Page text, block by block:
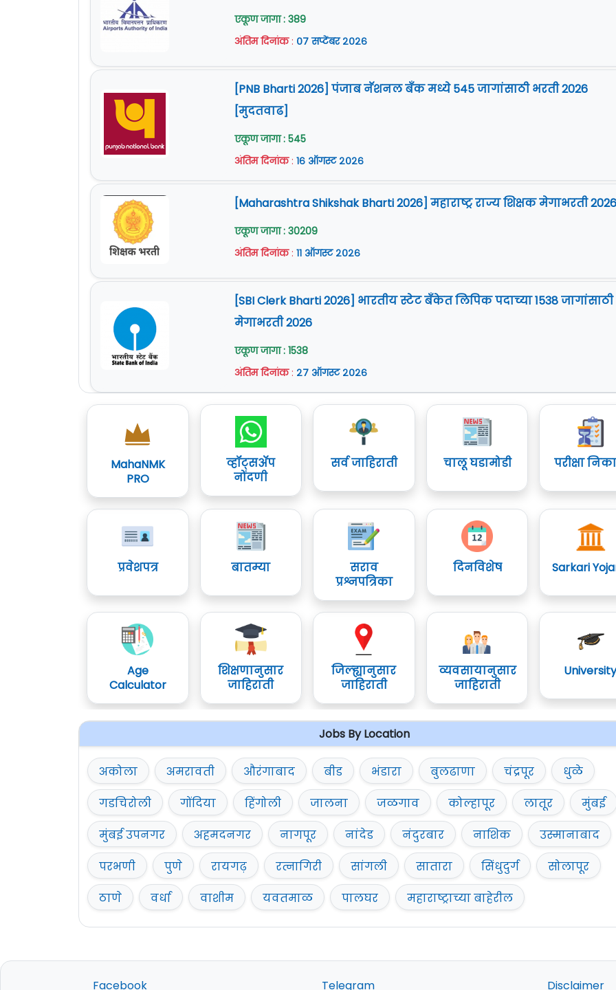
एकूण जागा : 389
अंतिम दिनांक: ०७ सप्टेंबर २०२६
[PNB Bharti 2026] पंजाब नॅशनल बँक मध्ये 545 जागांसाठी भरती 2026
[मुदतवाढ]
एकूण जागा : 545
अंतिम दिनांक: १६ ऑगस्ट २०२६
[Maharashtra Shikshak Bharti 2026] महाराष्ट्र राज्य शिक्षक मेगाभरती 2026
एकूण जागा : 30209
अंतिम दिनांक: ११ ऑगस्ट २०२६
[SBI Clerk Bharti 2026] भारतीय स्टेट बँकेत लिपिक पदाच्या 1538 जागांसाठी
मेगाभरती 2026
एकूण जागा : 1538
अंतिम दिनांक: २७ ऑगस्ट २०२६
MahaNMK
PRO
व्हॉट्सॲप
नोंदणी
सर्व जाहिराती चालू घडामोडी परीक्षा
प्रवेशपत्र बातम्या
सराव
प्रश्नपत्रिका
दिनविशेष Sarkari
Age
Calculator
शिक्षणानुसार
जाहिराती
जिल्ह्यानुसार
जाहिराती
व्यवसायानुसार
जाहिराती
Jobs By Location
अकोला अमरावती औरंगाबाद बीड भंडारा बुलढाणा चंद्रपूर
धुळे
गडचिरोली
गोंदिया हिंगोली जालना जळगाव कोल्हापूर लातूर
मुंबई
मुंबई उपनगर
अहमदनगर नागपूर नांदेड नंदुरबार नाशिक
उस्मानाबाद
परभणी
पुणे रायगढ़ रत्नागिरी सांगली सातारा सिंधुदुर्ग
सोलापूर
ठाणे
वर्धा वाशीम यवतमाळ पालघर महाराष्ट्राच्या बाहेरील
Facebook Telegram Disclaimer